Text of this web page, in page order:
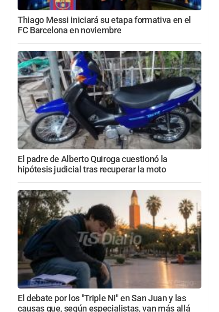
Thiago Messi iniciará su etapa formativa en el
FC Barcelona en noviembre
El padre de Alberto Quiroga cuestionó la
hipótesis judicial tras recuperar la moto
El debate por los "Triple Ni" en San Juan y las
causas que, según especialistas, van más allá